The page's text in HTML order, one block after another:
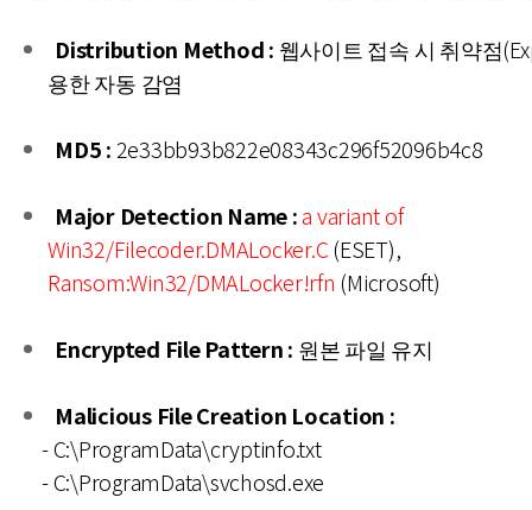
Distribution Method : 웹사이트 접속 시 취약점
용한 자동 감염
MD5 : 2e33bb93b822e08343c296f52096b4c8
Major Detection Name :a variant of
Win32/Filecoder.DMALocker.C(ESET),
Ransom:Win32/DMALocker!rfn (Microsoft)
Encrypted File Pattern : 원본 파일 유지
Malicious File Creation Location :
- C:\ProgramData\cryptinfo.txt
- C:\ProgramData\svchosd.exe